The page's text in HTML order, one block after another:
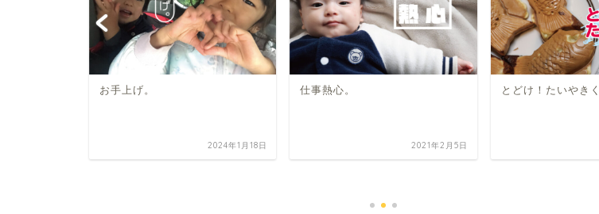
お手上げ。
2024年1月18日
仕事熱心。
2021年2月5日
とどけ！たいやきく